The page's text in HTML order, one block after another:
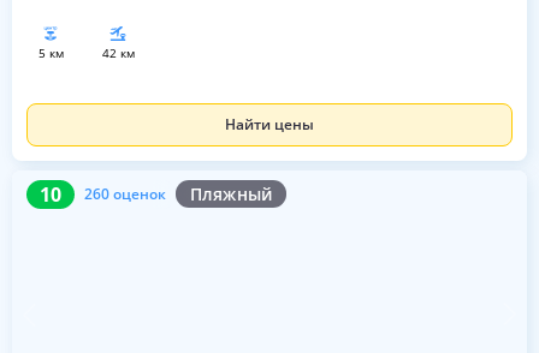
5 км 42 км
Найти цены
10 260 оценок Пляжный
10 260 оценок